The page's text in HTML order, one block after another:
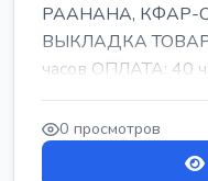
РААНАНА, КФАР-
ВЫКЛАДКА
часов ОПЛАТА: 40
ПИТАНИЕ ЕСТЬ Для
0 просмотров